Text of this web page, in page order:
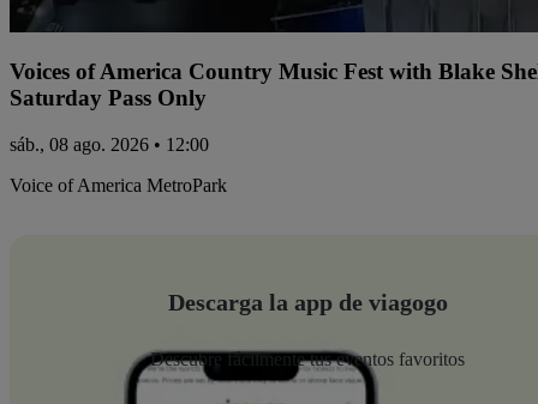
Voices of America Country Music Fest with Blake
Saturday Pass Only
sáb., 08 ago. 2026 • 12:00
Voice of America MetroPark
Descarga la app de viagogo
Descubre fácilmente tus eventos favoritos